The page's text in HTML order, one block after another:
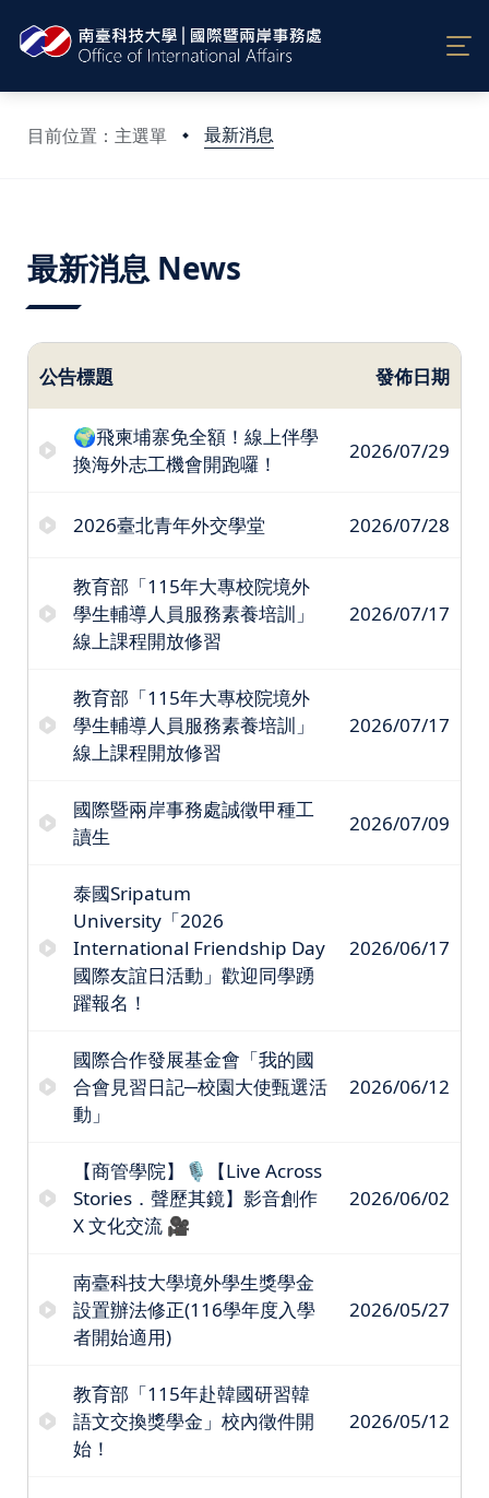
目前位置：主選單 最新消息
最新消息 News
公告標題 發佈日期
🌍飛柬埔寨免全額！線上伴學
換海外志工機會開跑囉！
2026/07/29
2026臺北青年外交學堂 2026/07/28
教育部「115年大專校院境外
學生輔導人員服務素養培訓」
線上課程開放修習
2026/07/17
教育部「115年大專校院境外
學生輔導人員服務素養培訓」
線上課程開放修習
2026/07/17
國際暨兩岸事務處誠徵甲種工
讀生
2026/07/09
泰國Sripatum
University「2026
International Friendship Day
國際友誼日活動」歡迎同學踴
躍報名！
2026/06/17
國際合作發展基金會「我的國
合會見習日記─校園大使甄選活
動」
2026/06/12
【商管學院】🎙️【Live Across
Stories．聲歷其鏡】影音創作
X 文化交流 🎥
2026/06/02
南臺科技大學境外學生獎學金
設置辦法修正(116學年度入學
者開始適用)
2026/05/27
教育部「115年赴韓國研習韓
語文交換獎學金」校內徵件開
始！
2026/05/12